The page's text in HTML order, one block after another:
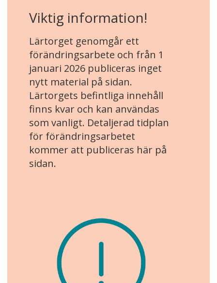
Viktig information!
Lärtorget genomgår ett
förändringsarbete och från 1
januari 2026 publiceras inget
nytt material på sidan.
Lärtorgets befintliga innehåll
finns kvar och kan användas
som vanligt. Detaljerad tidplan
för förändringsarbetet
kommer att publiceras här på
sidan.